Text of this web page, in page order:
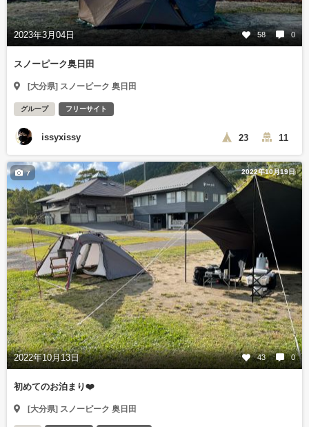
2023年3月04日 58 0
スノーピーク奥日田
[大分県] スノーピーク 奥日田
グループ フリーサイト
issyxissy 23 11
2022年10月19日
2022年10月13日 43 0
7
初めてのお泊まり❤️
[大分県] スノーピーク 奥日田